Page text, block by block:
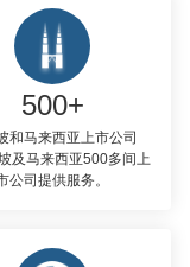
500+
和马来西亚上市公司
及马来西亚500多间上
公司提供服务。